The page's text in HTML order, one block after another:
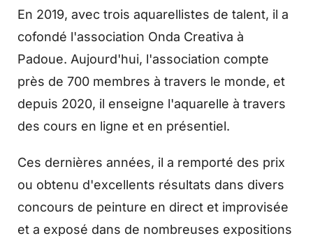
En 2019, avec trois aquarellistes de talent, il a
cofondé l'association Onda Creativa à
Padoue. Aujourd'hui, l'association compte
près de 700 membres à travers le monde, et
depuis 2020, il enseigne l'aquarelle à travers
des cours en ligne et en présentiel.
Ces dernières années, il a remporté des prix
ou obtenu d'excellents résultats dans divers
concours de peinture en direct et improvisée
et a exposé dans de nombreuses expositions